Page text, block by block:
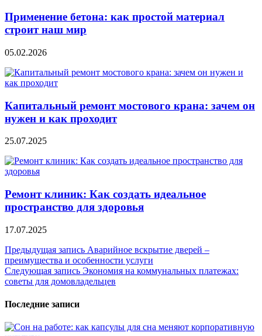
Применение бетона: как простой материал
строит наш мир
05.02.2026
Капитальный ремонт мостового крана: зачем он
нужен и как проходит
25.07.2025
Ремонт клиник: Как создать идеальное
пространство для здоровья
17.07.2025
Навигация
по
записям
Предыдущая запись Аварийное вскрытие дверей –
преимущества и особенности услуги
Следующая запись Экономия на коммунальных платежах:
советы для домовладельцев
Последние записи